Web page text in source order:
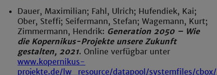
Dauer, Maximilian; Fahl, Ulrich; Hufendiek, Kai;
Ober, Steffi; Seifermann, Stefan; Wagemann, Kurt;
Zimmermann, Hendrik: Generation 2050 – Wie
die Kopernikus-Projekte unsere Zukunft
gestalten, 2021. Online verfügbar unter
www.kopernikus-
projekte.de/lw_resource/datapool/systemfiles/